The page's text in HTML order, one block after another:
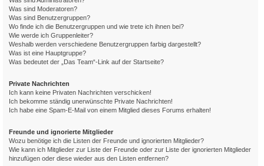
Was sind Moderatoren?
Was sind Benutzergruppen?
Wo finde ich die Benutzergruppen und wie trete ich ihnen bei?
Wie werde ich Gruppenleiter?
Weshalb werden verschiedene Benutzergruppen farbig dargestellt?
Was ist eine Hauptgruppe?
Was bedeutet der „Das Team“-Link auf der Startseite?
Private Nachrichten
Ich kann keine Privaten Nachrichten verschicken!
Ich bekomme ständig unerwünschte Private Nachrichten!
Ich habe eine Spam-E-Mail von einem Mitglied dieses Forums erhalten!
Freunde und ignorierte Mitglieder
Wozu benötige ich die Listen der Freunde und ignorierten Mitglieder?
Wie kann ich Mitglieder zur Liste der Freunde oder zur Liste der ignorierten Mitglieder
hinzufügen oder diese wieder aus den Listen entfernen?